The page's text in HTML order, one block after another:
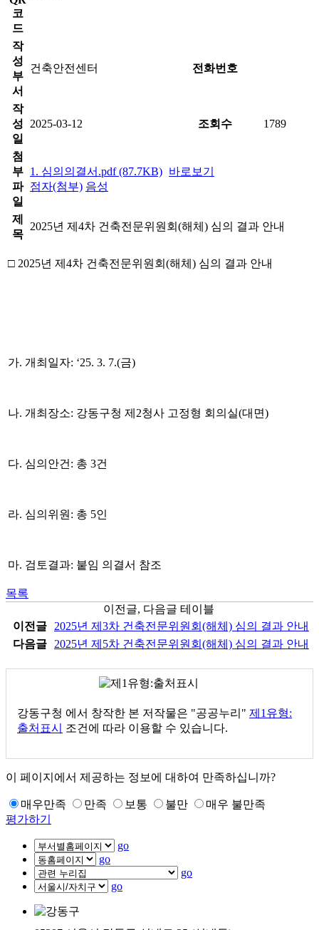
코
드
작
성
부
서
건축안전센터 전화번호
작
성
일
2025-03-12 조회수 1789
첨
부
파
일
1. 심의의결서.pdf (87.7KB) 바로보기
점자(첨부) 음성
제
목
2025년 제4차 건축전문위원회(해체) 심의 결과 안내
□ 2025년 제4차 건축전문위원회 (해체 ) 심의 결과 안내
가. 개최일자: ‘25. 3. 7.(금)
나. 개최장소: 강동구청 제 2청사 고정형 회의실(대면)
다. 심의안건 : 총 3건
라. 심의위원 : 총 5인
마. 검토결과: 붙임 의결서 참조
목록
이전글, 다음글 테이블
이전글
2025년 제3차 건축전문위원회(해체) 심의 결과 안내
다음글
2025년 제5차 건축전문위원회(해체) 심의 결과 안내
강동구청 에서 창작한 본 저작물은 "공공누리" 제1유형:
출처표시
조건에 따라 이용할 수 있습니다.
이 페이지에서 제공하는 정보에 대하여 만족하십니까?
매우만족 만족 보통 불만
매우 불만족
평가하기
go
go
go
go